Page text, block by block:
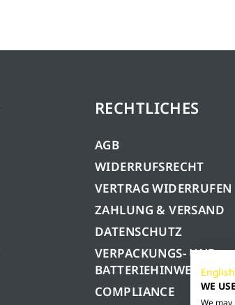
RECHTLICHES
AGB
WIDERRUFSRECHT
VERTRAG WIDERRUFEN
ZAHLUNG & VERSAND
DATENSCHUTZ
VERPACKUNGS- UND
BATTERIEHINWEISE
COMPLIANCE
English
WE
We